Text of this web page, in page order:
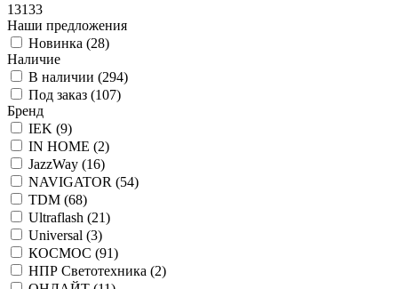
13133
Наши предложения
Новинка (28)
Наличие
В наличии (294)
Под заказ (107)
Бренд
IEK (9)
IN HOME (2)
JazzWay (16)
NAVIGATOR (54)
TDM (68)
Ultraflash (21)
Universal (3)
КОСМОС (91)
НПР Светотехника (2)